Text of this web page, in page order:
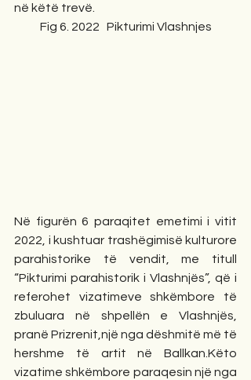
në këtë trevë.
Fig 6. 2022   Pikturimi Vlashnjes
Në figurën 6 paraqitet emetimi i vitit
2022, i kushtuar trashëgimisë kulturore
parahistorike të vendit, me titull
“Pikturimi parahistorik i Vlashnjës”, që i
referohet vizatimeve shkëmbore të
zbuluara në shpellën e Vlashnjës,
pranë Prizrenit,një nga dëshmitë më të
hershme të artit në Ballkan.Këto
vizatime shkëmbore paraqesin një nga